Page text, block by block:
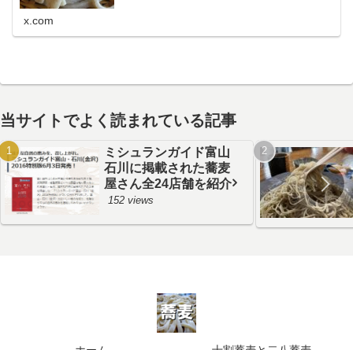
x.com
当サイトでよく読まれている記事
ミシュランガイド富山
石川に掲載された蕎麦
屋さん全24店舗を紹介
152 views